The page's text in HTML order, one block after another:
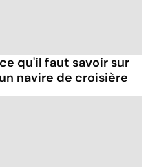
qu'il faut savoir sur
navire de croisière